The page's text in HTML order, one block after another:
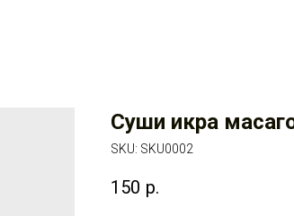
Суши икра
SKU: SKU0002
150 р.